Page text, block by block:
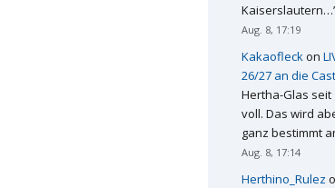
Kaiserslautern…
Aug. 8, 17:19
Kakaofleckon
26/27 an die
Hertha-Glas
voll. Das wird
ganz bestimmt
Aug. 8, 17:14
Herthino_Rulez